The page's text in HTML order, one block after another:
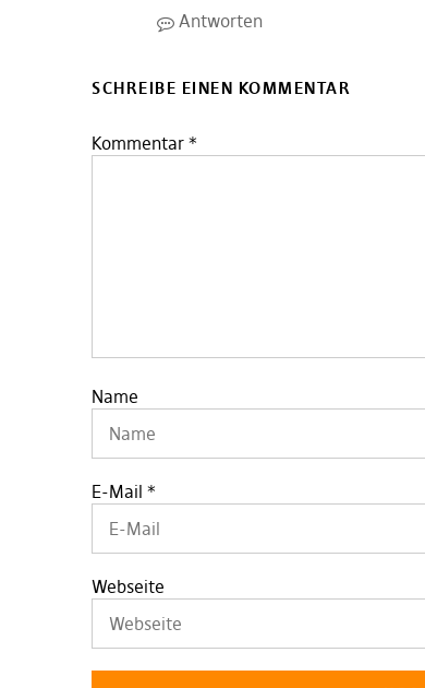
Antworten
SCHREIBE EINEN KOMMENTAR
Kommentar *
Name
E-Mail *
Webseite